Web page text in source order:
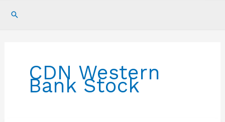
Recherche
CDN Western
Bank Stock